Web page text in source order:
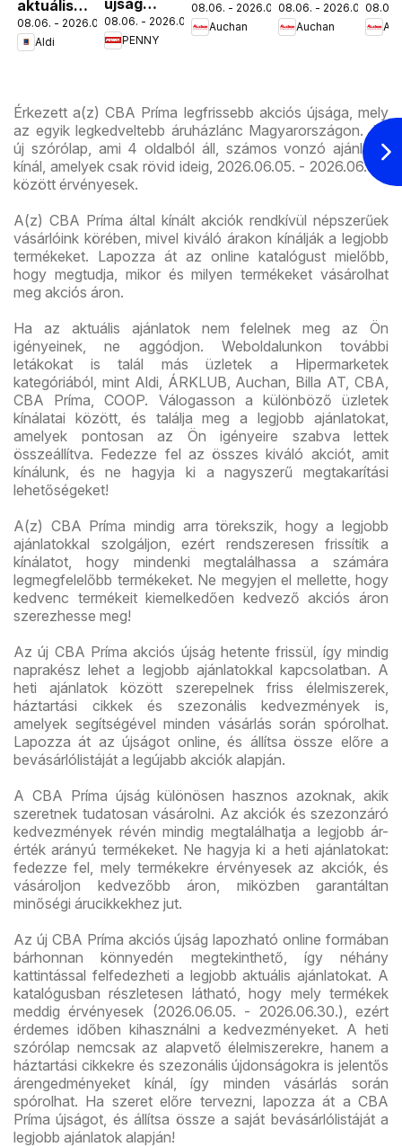
aktuális
akciós
újság
08.06. - 2026.08.12.
Aldi
érvényessége
2026.08.12-
08.06. - 2026.08.12.
PENNY
ajánlatok
08.06. - 2026.08.19.
Auchan
ajánlataink
08.06. - 2026.08.12.
Auchan
08.06.
Érkezett a(z) CBA Príma legfrissebb akciós újsága, mely
az egyik legkedveltebb áruházlánc Magyarországon. Az
új szórólap, ami 4 oldalból áll, számos vonzó ajánlatot
kínál, amelyek csak rövid ideig, 2026.06.05. - 2026.06.30.
között érvényesek.
A(z) CBA Príma által kínált akciók rendkívül népszerűek
vásárlóink körében, mivel kiváló árakon kínálják a legjobb
termékeket. Lapozza át az online katalógust mielőbb,
hogy megtudja, mikor és milyen termékeket vásárolhat
meg akciós áron.
Ha az aktuális ajánlatok nem felelnek meg az Ön
igényeinek, ne aggódjon. Weboldalunkon további
letákokat is talál más üzletek a Hipermarketek
kategóriából, mint Aldi, ÁRKLUB, Auchan, Billa AT, CBA,
CBA Príma, COOP. Válogasson a különböző üzletek
kínálatai között, és találja meg a legjobb ajánlatokat,
amelyek pontosan az Ön igényeire szabva lettek
összeállítva. Fedezze fel az összes kiváló akciót, amit
kínálunk, és ne hagyja ki a nagyszerű megtakarítási
lehetőségeket!
A(z) CBA Príma mindig arra törekszik, hogy a legjobb
ajánlatokkal szolgáljon, ezért rendszeresen frissítik a
kínálatot, hogy mindenki megtalálhassa a számára
legmegfelelőbb termékeket. Ne megyjen el mellette, hogy
kedvenc termékeit kiemelkedően kedvező akciós áron
szerezhesse meg!
Az új CBA Príma akciós újság hetente frissül, így mindig
naprakész lehet a legjobb ajánlatokkal kapcsolatban. A
heti ajánlatok között szerepelnek friss élelmiszerek,
háztartási cikkek és szezonális kedvezmények is,
amelyek segítségével minden vásárlás során spórolhat.
Lapozza át az újságot online, és állítsa össze előre a
bevásárlólistáját a legújabb akciók alapján.
A CBA Príma újság különösen hasznos azoknak, akik
szeretnek tudatosan vásárolni. Az akciók és szezonzáró
kedvezmények révén mindig megtalálhatja a legjobb ár-
érték arányú termékeket. Ne hagyja ki a heti ajánlatokat:
fedezze fel, mely termékekre érvényesek az akciók, és
vásároljon kedvezőbb áron, miközben garantáltan
minőségi árucikkekhez jut.
Az új CBA Príma akciós újság lapozható online formában
bárhonnan könnyedén megtekinthető, így néhány
kattintással felfedezheti a legjobb aktuális ajánlatokat. A
katalógusban részletesen látható, hogy mely termékek
meddig érvényesek (2026.06.05. - 2026.06.30.), ezért
érdemes időben kihasználni a kedvezményeket. A heti
szórólap nemcsak az alapvető élelmiszerekre, hanem a
háztartási cikkekre és szezonális újdonságokra is jelentős
árengedményeket kínál, így minden vásárlás során
spórolhat. Ha szeret előre tervezni, lapozza át a CBA
Príma újságot, és állítsa össze a saját bevásárlólistáját a
legjobb ajánlatok alapján!